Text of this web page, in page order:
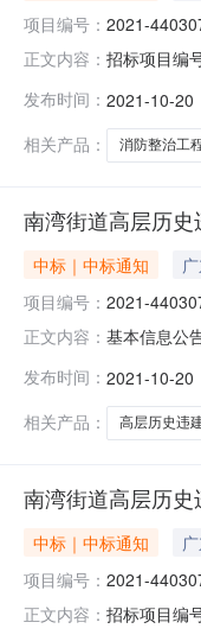
项目编号： 2021-
正文内容： 招标项目编
招标方式：
发布时间： 2021-10-20
相关产品：
消防整治工
南湾街道高层历
中标｜中标通知
项目编号： 2021-
正文内容： 基本信息公
联系电话：
发布时间： 2021-10-20
相关产品：
高层历史违
南湾街道高层历
中标｜中标通知
项目编号： 2021-
正文内容： 招标项目编